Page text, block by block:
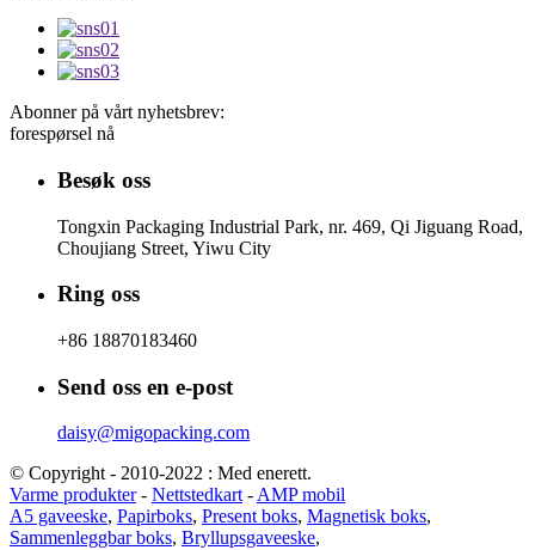
Abonner på vårt nyhetsbrev:
forespørsel nå
Besøk oss
Tongxin Packaging Industrial Park, nr. 469, Qi Jiguang Road,
Choujiang Street, Yiwu City
Ring oss
+86 18870183460
Send oss ​​en e-post
daisy@migopacking.com
© Copyright - 2010-2022 : Med enerett.
Varme produkter- Nettstedkart-AMP mobil
A5 gaveeske, Papirboks, Present boks, Magnetisk boks,
Sammenleggbar boks, Bryllupsgaveeske,